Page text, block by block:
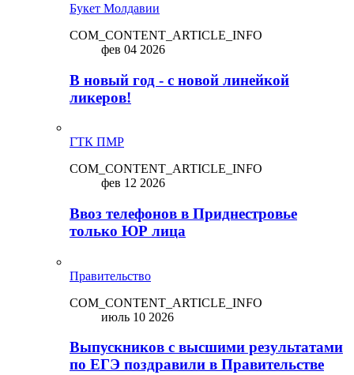
Букет Молдавии
COM_CONTENT_ARTICLE_INFO
фев 04 2026
В новый год - с новой линейкой
ликepoв!
ГТК ПМР
COM_CONTENT_ARTICLE_INFO
фев 12 2026
Ввоз телефонов в Приднестровье
только ЮР лица
Правительство
COM_CONTENT_ARTICLE_INFO
июль 10 2026
Выпускников с высшими результатами
по ЕГЭ поздравили в Правительстве